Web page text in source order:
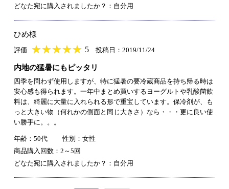
どなた宛に購入されましたか？：自分用
ひめ様
評価 ★★★★★
★★★★★ 5 投稿日：2019/11/24
内地の猛暑にもピッタリ
四季を問わず使用しますが、特に猛暑の要冷蔵商品を持ち帰る時は
安心感も得られます。一年中まとめ買いするヨーグルトや乳酸菌飲
料は、綺麗に大量に入れられる形で重宝しています。保冷剤が、も
っと大きい物（何れかの側面と同じ大きさ）なら・・・更に良い使
い勝手に。。。
年齢：50代
性別：女性
商品購入回数：2～5回
どなた宛に購入されましたか？：自分用